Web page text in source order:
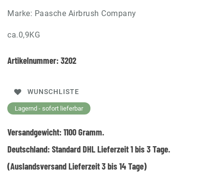
Marke: Paasche Airbrush Company
ca.0,9KG
Artikelnummer: 3202
WUNSCHLISTE
Lagernd - sofort lieferbar
Versandgewicht: 1100Gramm.
Deutschland: Standard DHL Lieferzeit 1 bis 3 Tage.
(Auslandsversand Lieferzeit 3 bis 14 Tage)